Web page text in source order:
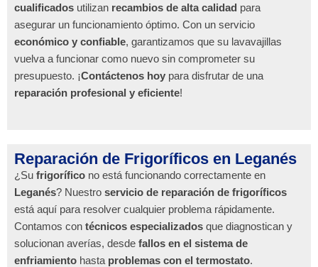
cualificados utilizan recambios de alta calidad para
asegurar un funcionamiento óptimo. Con un servicio
económico y confiable, garantizamos que su lavavajillas
vuelva a funcionar como nuevo sin comprometer su
presupuesto. ¡Contáctenos hoy para disfrutar de una
reparación profesional y eficiente!
Reparación de Frigoríficos en Leganés
¿Su frigorífico no está funcionando correctamente en
Leganés? Nuestro servicio de reparación de frigoríficos
está aquí para resolver cualquier problema rápidamente.
Contamos con técnicos especializados que diagnostican y
solucionan averías, desde fallos en el sistema de
enfriamiento hasta problemas con el termostato.